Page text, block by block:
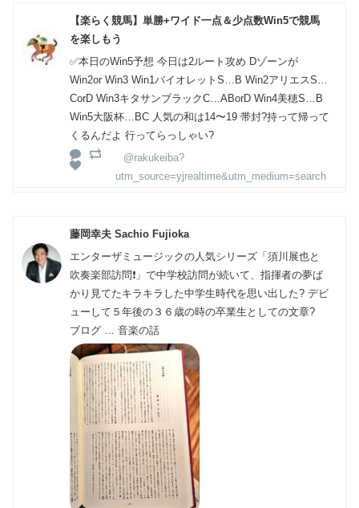
【楽らく競馬】単勝+ワイド一点＆少点数Win5で競馬
を楽しもう
✅本日のWin5予想 今日は2ルート攻め Dゾーンが
Win2or Win3 Win1バイオレットS…B Win2アリエスS…
CorD Win3キタサンブラックC…ABorD Win4美穂S…B
Win5大阪杯…BC 人気の和は14〜19 帯封?持って帰って
くるんだよ 行ってらっしゃい?
@rakukeiba?
utm_source=yjrealtime&utm_medium=search
藤岡幸夫 Sachio Fujioka
エンターザミュージックの人気シリーズ「須川展也と
吹奏楽部訪問❗」で中学校訪問が続いて、指揮者の夢ば
かり見てたキラキラした中学生時代を思い出した? デビ
ューして５年後の３６歳の時の卒業生としての文章?
ブログ … 音楽の話